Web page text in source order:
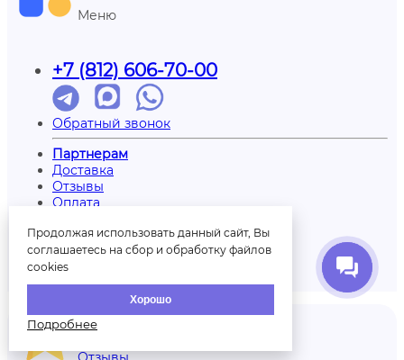
Меню
+7 (812) 606-70-00
Обратный звонок
Партнерам
Доставка
Отзывы
Оплата
О нас
Вопрос/ответ
Печать на шарах
Палитра шаров
Продолжая использовать данный сайт, Вы
соглашаетесь на сбор и обработку файлов
cookies
Хорошо
Подробнее